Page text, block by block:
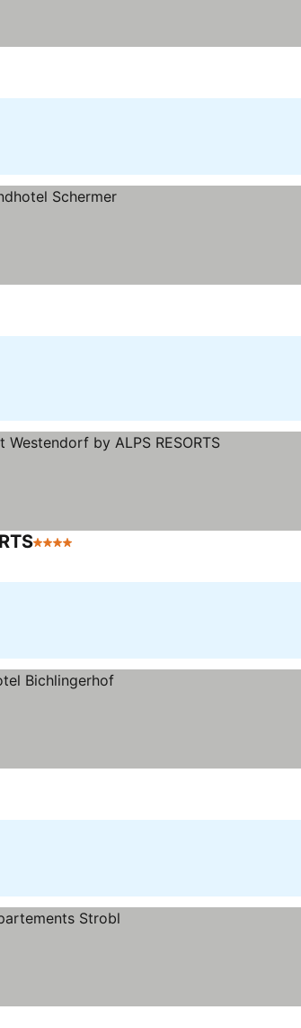
4 Počet hvězdiček